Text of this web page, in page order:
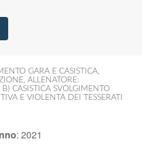
GARA E CASISTICA,
, ALLENATORE:
B) CASISTICA SVOLGIMENTO
E VIOLENTA DEI TESSERATI
: 2021